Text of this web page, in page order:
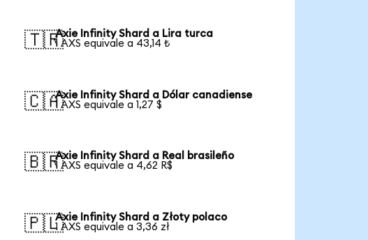
🇹🇷Axie Infinity Shard a Lira turca
1 AXS equivale a 43,14 ₺
🇨🇦Axie Infinity Shard a Dólar canadiense
1 AXS equivale a 1,27 $
🇧🇷Axie Infinity Shard a Real brasileño
1 AXS equivale a 4,62 R$
🇵🇱Axie Infinity Shard a Złoty polaco
1 AXS equivale a 3,36 zł